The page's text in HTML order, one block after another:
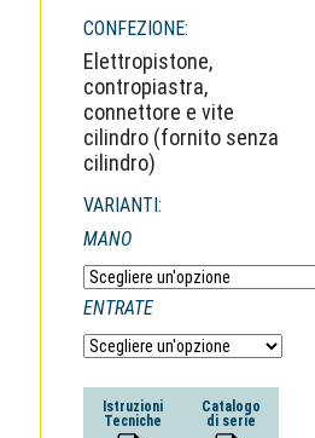
CONFEZIONE:
Elettropistone,
contropiastra,
connettore e vite
cilindro (fornito senza
cilindro)
VARIANTI:
MANO
ENTRATE
Istruzioni
Tecniche
Catalogo
di serie